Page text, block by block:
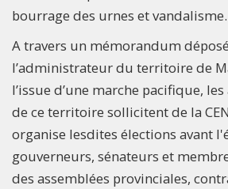
bourrage des urnes et vandalisme.
A travers un mémorandum
l’administrateur du territoire de
l’issue d’une marche pacifique,
de ce territoire sollicitent de la
organise lesdites élections avant
gouverneurs, sénateurs et
des assemblées provinciales,